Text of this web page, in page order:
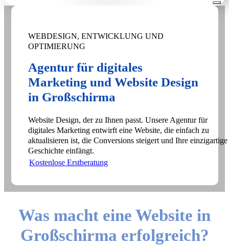
WEBDESIGN, ENTWICKLUNG UND
OPTIMIERUNG
Agentur für digitales
Marketing und Website Design
in Großschirma
Website Design, der zu Ihnen passt. Unsere Agentur für
digitales Marketing entwirft eine Website, die einfach zu
aktualisieren ist, die Conversions steigert und Ihre einzigartige
Geschichte einfängt.
Kostenlose Erstberatung
Was macht eine Website in
Großschirma erfolgreich?